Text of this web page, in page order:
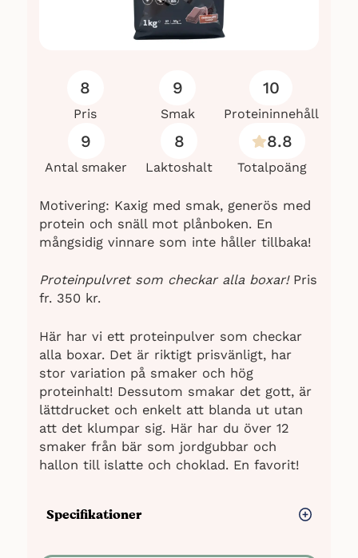
8
Pris
9
Smak
10
Proteininnehåll
9
Antal smaker
8
Laktoshalt
8.8
Totalpoäng
Motivering: Kaxig med smak, generös med
protein och snäll mot plånboken. En
mångsidig vinnare som inte håller tillbaka!
Proteinpulvret som checkar alla boxar! Pris
fr. 350 kr.
Här har vi ett proteinpulver som checkar
alla boxar. Det är riktigt prisvänligt, har
stor variation på smaker och hög
proteinhalt! Dessutom smakar det gott, är
lättdrucket och enkelt att blanda ut utan
att det klumpar sig. Här har du över 12
smaker från bär som jordgubbar och
hallon till islatte och choklad. En favorit!
Specifikationer